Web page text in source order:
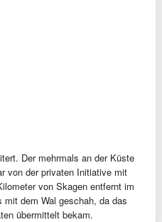
Der mehrmals an der Küste
von der privaten Initiative mit
von Skagen entfernt im
dem Wal geschah, da das
übermittelt bekam.